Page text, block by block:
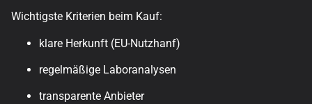
Wichtigste Kriterien beim Kauf:
klare Herkunft (EU-Nutzhanf)
regelmäßige Laboranalysen
transparente Anbieter